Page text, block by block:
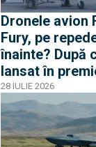
Dronele avion
Fury, pe
înainte? După
lansat în
rachetă AIM-
SUA s-a
fabrică unde
început
28 IULIE 2026